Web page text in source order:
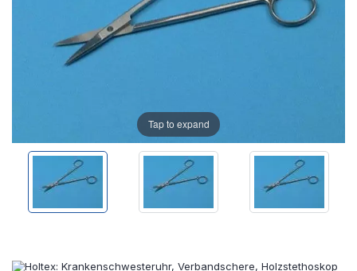
Tap to expand